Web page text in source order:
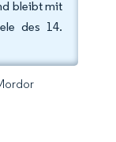
bleibt mit
des 14.